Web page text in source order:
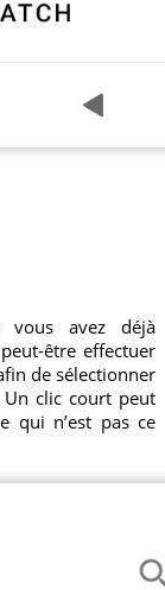
vous avez déjà
être effectuer
de sélectionner
Un clic court peut
qui n’est pas ce